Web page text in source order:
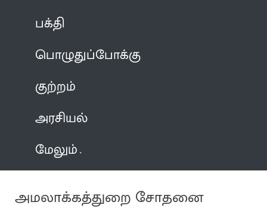
பக்தி
பொழுதுப்போக்கு
குற்றம்
அரசியல்
மேலும்
அமலாக்கத்துறை சோதனை